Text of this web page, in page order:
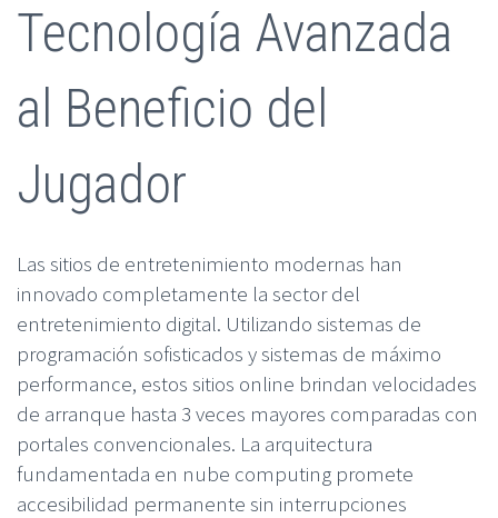
Tecnología Avanzada
al Beneficio del
Jugador
Las sitios de entretenimiento modernas han
innovado completamente la sector del
entretenimiento digital. Utilizando sistemas de
programación sofisticados y sistemas de máximo
performance, estos sitios online brindan velocidades
de arranque hasta 3 veces mayores comparadas con
portales convencionales. La arquitectura
fundamentada en nube computing promete
accesibilidad permanente sin interrupciones